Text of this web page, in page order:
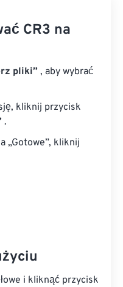
CR3 na
pliki” , aby wybrać
kliknij przycisk
.
„Gotowe”, kliknij
i kliknąć przycisk